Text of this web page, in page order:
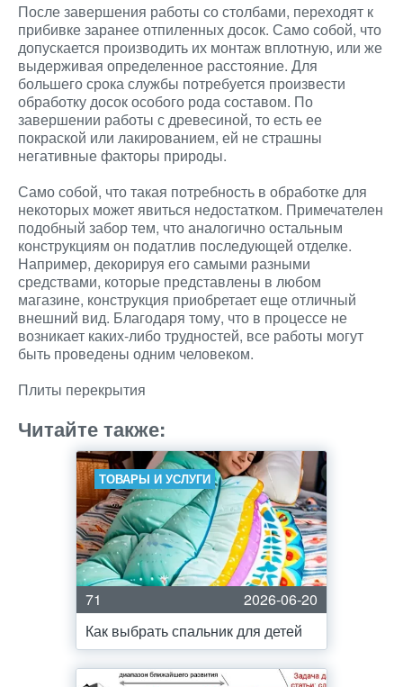
После завершения работы со столбами, переходят к
прибивке заранее отпиленных досок. Само собой, что
допускается производить их монтаж вплотную, или же
выдерживая определенное расстояние. Для
большего срока службы потребуется произвести
обработку досок особого рода составом. По
завершении работы с древесиной, то есть ее
покраской или лакированием, ей не страшны
негативные факторы природы.
Само собой, что такая потребность в обработке для
некоторых может явиться недостатком. Примечателен
подобный забор тем, что аналогично остальным
конструкциям он податлив последующей отделке.
Например, декорируя его самыми разными
средствами, которые представлены в любом
магазине, конструкция приобретает еще отличный
внешний вид. Благодаря тому, что в процессе не
возникает каких-либо трудностей, все работы могут
быть проведены одним человеком.
Плиты перекрытия
Читайте также:
ТОВАРЫ И УСЛУГИ
71
2026-06-20
Как выбрать спальник для детей